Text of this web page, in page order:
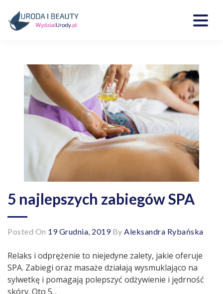
content
5 najlepszych zabiegów SPA
Posted On 19 Grudnia, 2019By Aleksandra Rybańska
Relaks i odprężenie to niejedyne zalety, jakie oferuje
SPA. Zabiegi oraz masaże działają wysmuklająco na
sylwetkę i pomagają polepszyć odżywienie i jędrność
skóry. Oto 5...